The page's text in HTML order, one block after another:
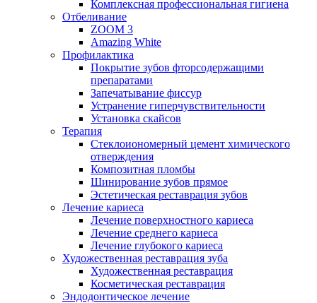
Комплексная профессиональная гигиена
Отбеливание
ZOOM 3
Amazing White
Профилактика
Покрытие зубов фторсодержащими
препаратами
Запечатывание фиссур
Устранение гиперчувствительности
Установка скайсов
Терапия
Стеклоиономерный цемент химического
отверждения
Композитная пломбы
Шинирование зубов прямое
Эстетическая реставрация зубов
Лечение кариеса
Лечение поверхностного кариеса
Лечение среднего кариеса
Лечение глубокого кариеса
Художественная реставрация зуба
Художественная реставрация
Косметическая реставрация
Эндодонтическое лечение